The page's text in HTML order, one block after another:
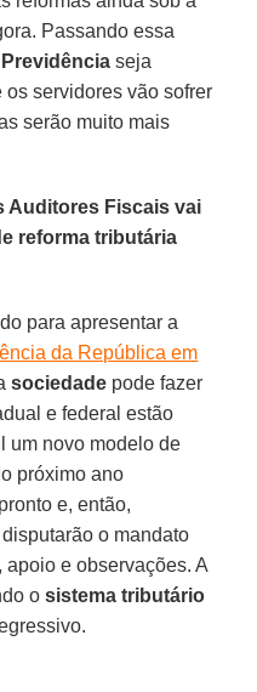
Passando essa
seja
servidores vão sofrer
serão muito mais
Auditores Fiscais vai
reforma tributária
para apresentar a
da República em
sociedade pode fazer
e federal estão
um novo modelo de
próximo ano
e, então,
o mandato
e observações. A
o sistema tributário